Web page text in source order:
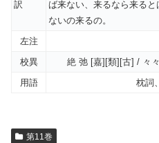
訳
ば来ない、来るなら来る
ないの来るの。
左注
校異
絶 弛 [嘉][類][古] / 々
用語
枕詞
第11巻